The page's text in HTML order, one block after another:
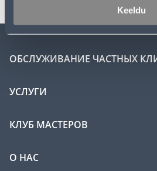
Keeldu
ОБСЛУЖИВАНИЕ ЧАСТНЫХ
УСЛУГИ
КЛУБ МАСТЕРОВ
О НАС